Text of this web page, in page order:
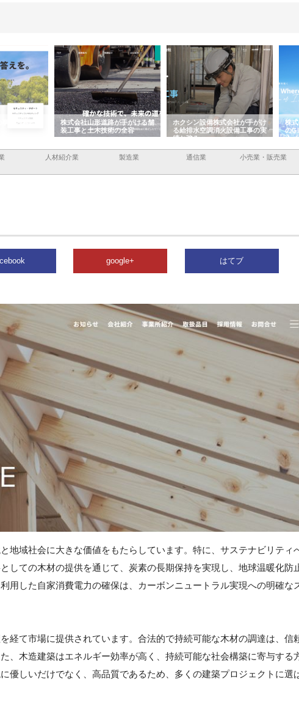
株式会社山形道路が手がける舗
装工事と土木技術の全容
ホクシン設備株式会社が手がけ
る給排水空調消火設備工事の実
績と強み
株式会社東京シー
のGISインフラ管
入メリット
人材紹介業 製造業 通信業 小売業・販売業
google+ はてブ
地域社会に大きな価値をもたらしています。特に、サステナビリティ
しての木材の提供を通じて、炭素の長期保持を実現し、地球温暖化防
用した自家消費電力の確保は、カーボンニュートラル実現への明確な
経て市場に提供されています。合法的で持続可能な木材の調達は、信
、木造建築はエネルギー効率が高く、持続可能な社会構築に寄与する
優しいだけでなく、高品質であるため、多くの建築プロジェクトに選